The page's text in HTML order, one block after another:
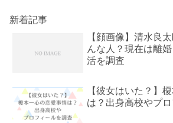
新着記事
【顔画像】清水良
んな人？現在は離
活を調査
【彼女はいた？】
は？出身高校やプ